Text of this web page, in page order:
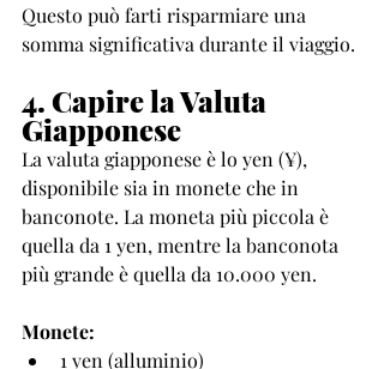
Questo può farti risparmiare una
somma significativa durante il viaggio.
4. Capire la Valuta
Giapponese
La valuta giapponese è lo yen (¥),
disponibile sia in monete che in
banconote. La moneta più piccola è
quella da 1 yen, mentre la banconota
più grande è quella da 10.000 yen.
Monete:
1 yen (alluminio)